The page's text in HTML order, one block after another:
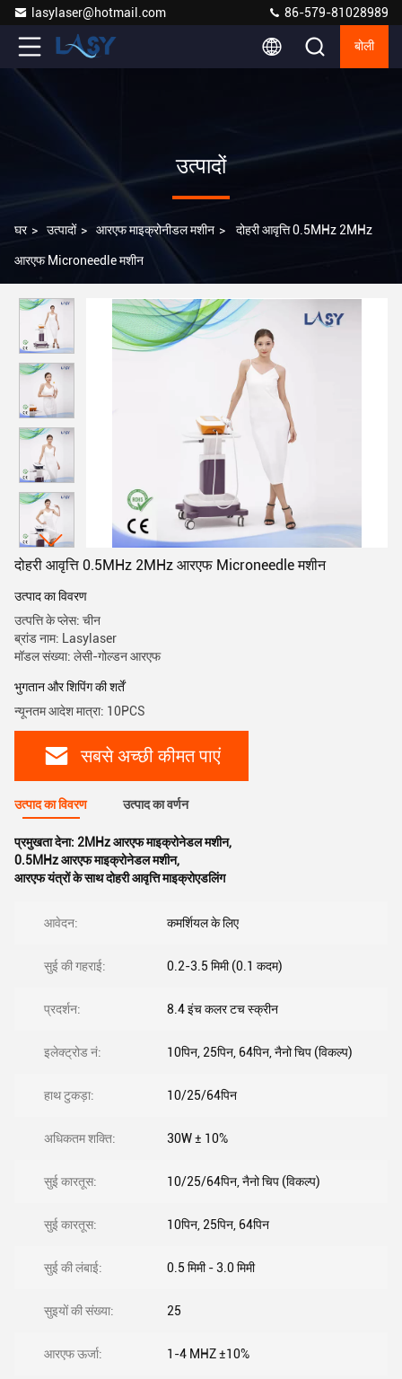
lasylaser@hotmail.com 86-579-81028989
बोली
उत्पादों
घर > उत्पादों > आरएफ माइक्रोनीडल मशीन > दोहरी आवृत्ति 0.5MHz 2MHz
आरएफ Microneedle मशीन
दोहरी आवृत्ति 0.5MHz 2MHz आरएफ Microneedle मशीन
उत्पाद का विवरण
उत्पत्ति के प्लेस: चीन
ब्रांड नाम: Lasylaser
मॉडल संख्या: लेसी-गोल्डन आरएफ
भुगतान और शिपिंग की शर्तें
न्यूनतम आदेश मात्रा: 10PCS
सबसे अच्छी कीमत पाएं
उत्पाद का विवरण उत्पाद का वर्णन
प्रमुखता देना: 2MHz आरएफ माइक्रोनेडल मशीन,
0.5MHz आरएफ माइक्रोनेडल मशीन,
आरएफ यंत्रों के साथ दोहरी आवृत्ति माइक्रोएडलिंग
आवेदन: कमर्शियल के लिए
सुई की गहराई: 0.2-3.5 मिमी (0.1 कदम)
प्रदर्शन: 8.4 इंच कलर टच स्क्रीन
इलेक्ट्रोड नं: 10पिन, 25पिन, 64पिन, नैनो चिप (विकल्प)
हाथ टुकड़ा: 10/25/64पिन
अधिकतम शक्ति: 30W ± 10%
सुई कारतूस: 10/25/64पिन, नैनो चिप (विकल्प)
सुई कारतूस: 10पिन, 25पिन, 64पिन
सुई की लंबाई: 0.5 मिमी - 3.0 मिमी
सुइयों की संख्या: 25
आरएफ ऊर्जा: 1-4 MHZ ±10%